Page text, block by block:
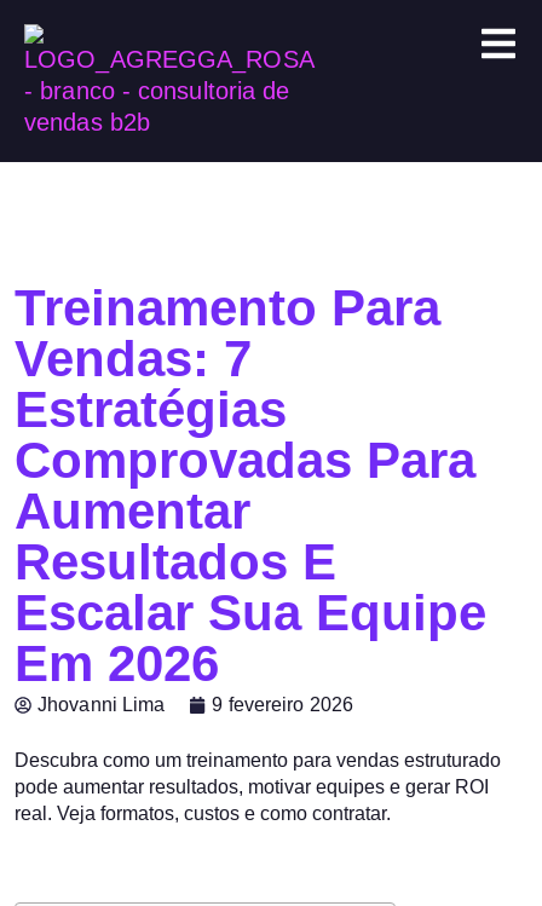
Treinamento Para
Vendas: 7
Estratégias
Comprovadas Para
Aumentar
Resultados E
Escalar Sua Equipe
Em 2026
Jhovanni Lima 9 fevereiro 2026
Descubra como um treinamento para vendas estruturado
pode aumentar resultados, motivar equipes e gerar ROI
real. Veja formatos, custos e como contratar.